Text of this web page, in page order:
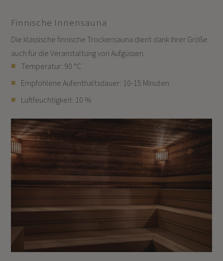
Finnische Innensauna
Die klassische finnische Trockensauna dient dank ihrer Größe
auch für die Veranstaltung von Aufgüssen.
Temperatur: 90 °C
Empfohlene Aufenthaltsdauer: 10-15 Minuten
Luftfeuchtigkeit: 10 %